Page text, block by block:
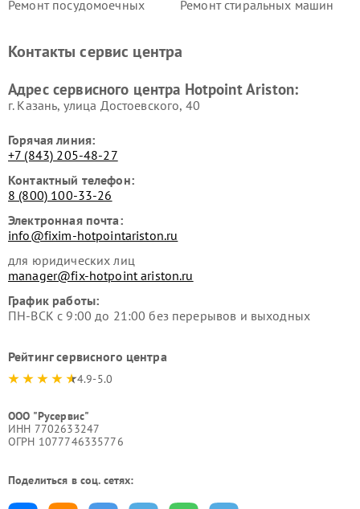
Ремонт посудомоечных
Ремонт стиральных машин
Hotpoint Ariston
Hotpoint Ariston
Ariston
Hotpoint Ariston
Контакты сервис центра
Адрес сервисного центра Hotpoint Ariston:
г. Казань, улица Достоевского, 40
Горячая линия:
+7 (843) 205-48-27
Контактный телефон:
8 (800) 100-33-26
Электронная почта:
info@fixim-hotpointariston.ru
для юридических лиц
manager@fix-hotpoint ariston.ru
График работы:
ПН-ВСК с 9:00 до 21:00 без перерывов и выходных
Рейтинг сервисного центра
4.9-5.0
ООО "Русервис"
ИНН 7702633247
ОГРН 1077746335776
Поделиться в соц. сетях: